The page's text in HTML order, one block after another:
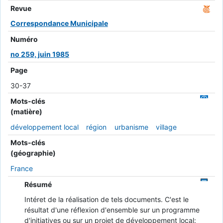
Revue
Correspondance Municipale
Numéro
no 259, juin 1985
Page
30-37
Mots-clés
(matière)
développement local
région urbanisme
village
Mots-clés
(géographie)
France
Résumé
Intéret de la réalisation de tels documents. C'est le
résultat d'une réflexion d'ensemble sur un programme
d'initiatives ou sur un projet de développement local: